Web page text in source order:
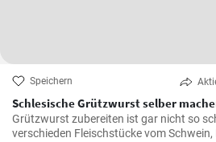
Speichern
Schlesische Grützwurst selber
Grützwurst zubereiten ist gar nicht so
verschieden Fleischstücke vom